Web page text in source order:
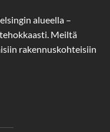
alueella –
Meiltä
rakennuskohteisiin